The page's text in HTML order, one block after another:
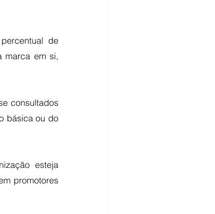
de
marca em si,
consultados
básica ou do
esteja
promotores